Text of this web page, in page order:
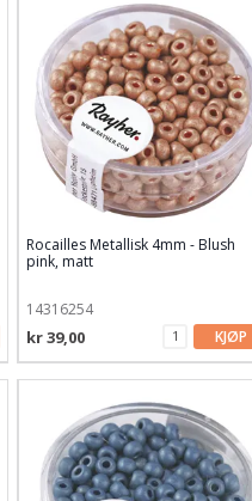
Rocailles Metallisk 4mm - Blush
pink, matt
14316254
kr 39,00 KJØP